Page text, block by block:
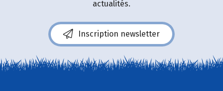
actualités.
Inscription newsletter